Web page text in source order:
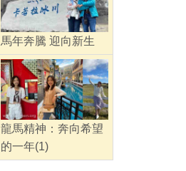
馬年奔騰 迎向新生
龍馬精神：奔向希望
的一年(1)